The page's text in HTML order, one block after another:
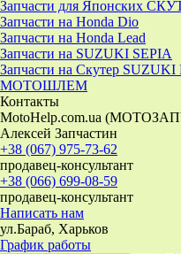
Запчасти для Японских
Запчасти на Honda Dio
Запчасти на Honda Lead
Запчасти на SUZUKI SEPIA
Запчасти на Скутер SUZUKI
МОТОШЛЕМ
Контакты
MotoHelp.com.ua
Алексей Запчастин
+38 (067) 975-73-62
продавец-консультант
+38 (066) 699-08-59
продавец-консультант
Написать нам
ул.Бараб, Харьков
График работы